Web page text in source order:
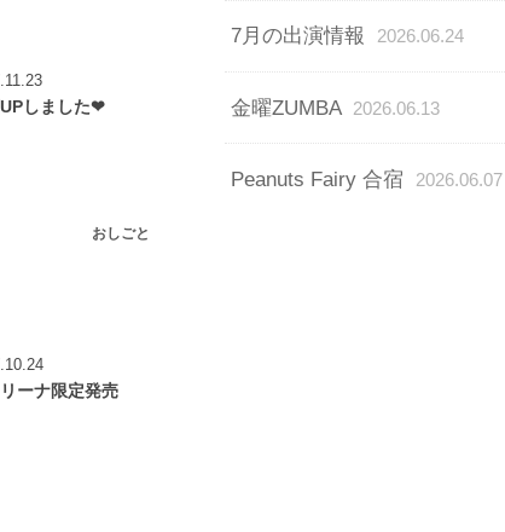
しました❤︎
おしごと
ーナ限定発売
7月の出演情報 2026.06.24
金曜ZUMBA 2026.06.13
Peanuts Fairy 合宿 2026.06.07